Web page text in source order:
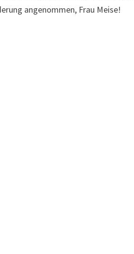
angenommen, Frau Meise!